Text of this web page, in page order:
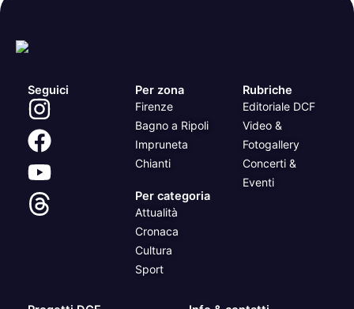
Seguici Per zona
Firenze
Bagno a Ripoli
Impruneta
Chianti
Per categoria
Attualità
Cronaca
Cultura
Sport
Rubriche
Editoriale DCF
Video &
Fotogallery
Concerti &
Eventi